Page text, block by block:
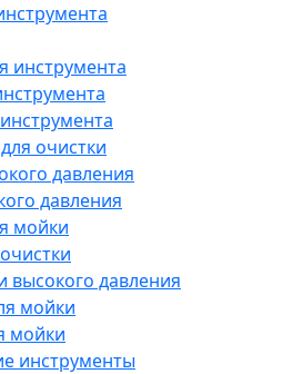
инструмента
очистки
давления
давления
мойки
высокого давления
мойки
мойки
инструменты